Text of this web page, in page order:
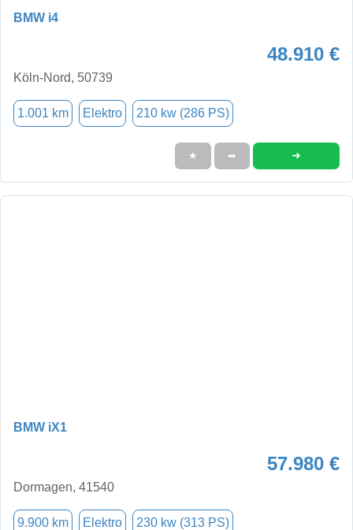
BMW i4
48.910 €
Köln-Nord, 50739
1.001 km Elektro 210 kw (286 PS)
★ ➦ ➜
BMW iX1
57.980 €
Dormagen, 41540
9.900 km Elektro 230 kw (313 PS)